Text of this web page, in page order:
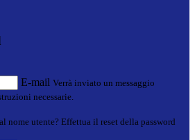
E-mail Verrà inviato un messaggio
necessarie.
nome utente? Effettua il reset della password